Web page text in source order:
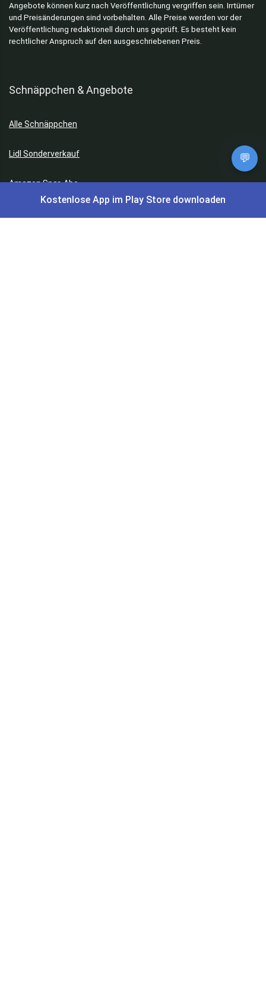
Angebote können kurz nach Veröffentlichung vergriffen sein. Irrtümer
und Preisänderungen sind vorbehalten. Alle Preise werden vor der
Veröffentlichung redaktionell durch uns geprüft. Es besteht kein
rechtlicher Anspruch auf den ausgeschriebenen Preis.
Schnäppchen & Angebote
Alle Schnäppchen
Lidl Sonderverkauf
Amazon Spar-Abo
💬
Kostenlose App im Play Store downloaden